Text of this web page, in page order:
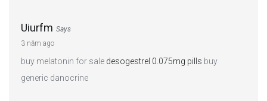
Uiurfm Says
3 năm ago
buy melatonin for sale desogestrel 0.075mg pills buy
generic danocrine